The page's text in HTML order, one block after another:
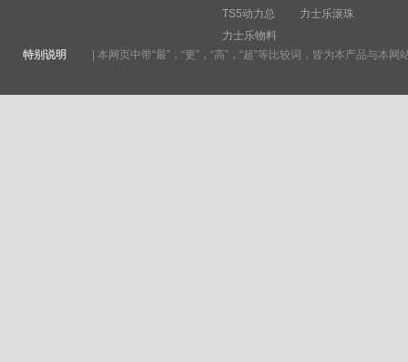
TS5动力总
力士乐物料
力士乐滚珠
特别说明 本网页中带“最”，“更”，“高”，“超”等比较词，皆为本产品与本网